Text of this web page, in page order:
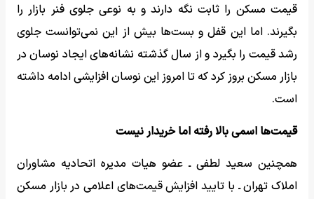
قیمت مسکن را ثابت نگه دارند و به نوعی جلوی فنر بازار را
بگیرند. اما این قفل و بست‌ها بیش از این نمی‌توانست جلوی
رشد قیمت را بگیرد و از سال گذشته نشانه‌های ایجاد نوسان در
بازار مسکن بروز کرد که تا امروز این نوسان افزایشی ادامه داشته
است.
قیمت‌ها اسمی بالا رفته اما خریدار نیست
همچنین سعید لطفی ـ عضو هیات مدیره اتحادیه مشاوران
املاک تهران ـ با تایید افزایش قیمت‌های اعلامی در بازار مسکن